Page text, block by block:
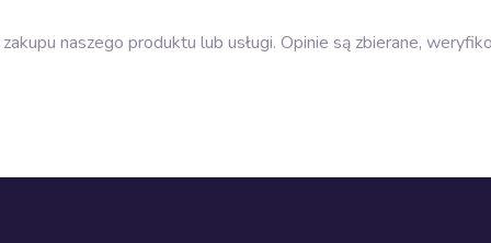
naszego produktu lub usługi. Opinie są zbierane,